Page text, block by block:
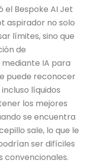
el Bespoke AI Jet
aspirador no solo
límites, sino que
de
IA para
puede reconocer
líquidos
los mejores
se encuentra
sale, lo que le
ser difíciles
convencionales.